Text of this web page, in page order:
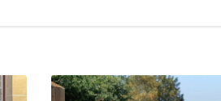
Weiter